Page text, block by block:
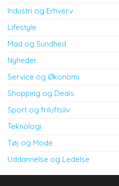
Industri og Erhverv
Lifestyle
Mad og Sundhed
Nyheder
Service og Økonomi
Shopping og Deals
Sport og friluftsliv
Teknologi
Tøj og Mode
Uddannelse og Ledelse